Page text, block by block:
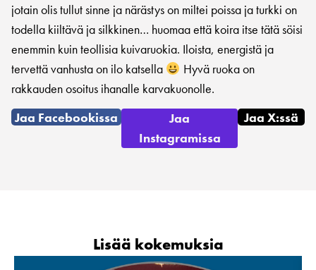
jotain olis tullut sinne ja närästys on miltei poissa ja turkki on
todella kiiltävä ja silkkinen… huomaa että koira itse tätä söisi
enemmin kuin teollisia kuivaruokia. Iloista, energistä ja
tervettä vanhusta on ilo katsella
Hyvä ruoka on
rakkauden osoitus ihanalle karvakuonolle.
Jaa Facebookissa
Jaa
Instagramissa
Jaa X:ssä
Lisää kokemuksia